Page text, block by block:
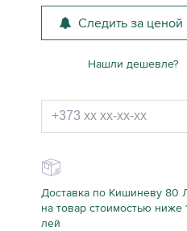
Следить за ценой
Нашли дешевле?
Доставка по Кишиневу 80
на товар стоимостью ниже
лей